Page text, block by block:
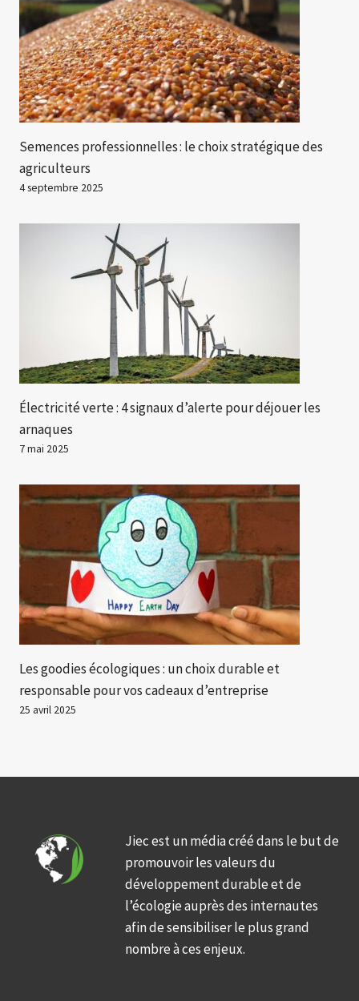
Semences professionnelles : le choix stratégique des
agriculteurs
4 septembre 2025
Électricité verte : 4 signaux d’alerte pour déjouer les
arnaques
7 mai 2025
Les goodies écologiques : un choix durable et
responsable pour vos cadeaux d’entreprise
25 avril 2025
Jiec est un média créé dans le but de
promouvoir les valeurs du
développement durable et de
l’écologie auprès des internautes
afin de sensibiliser le plus grand
nombre à ces enjeux.